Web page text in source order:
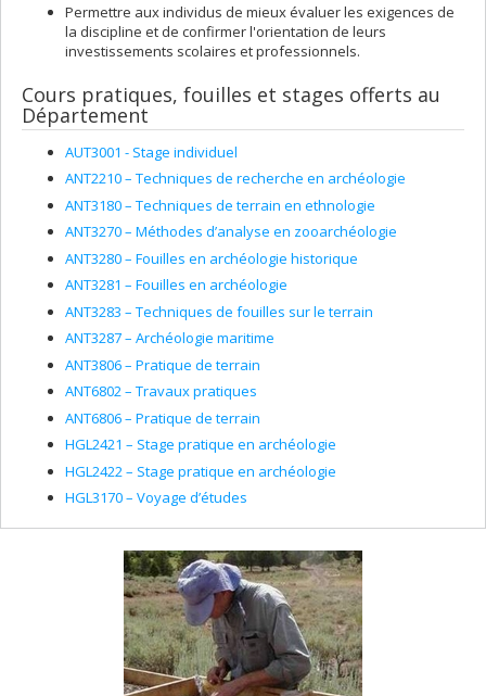
Permettre aux individus de mieux évaluer les exigences de
la discipline et de confirmer l'orientation de leurs
investissements scolaires et professionnels.
Cours pratiques, fouilles et stages offerts au
Département
AUT3001 - Stage individuel
ANT2210 – Techniques de recherche en archéologie
ANT3180 – Techniques de terrain en ethnologie
ANT3270 – Méthodes d’analyse en zooarchéologie
ANT3280 – Fouilles en archéologie historique
ANT3281 – Fouilles en archéologie
ANT3283 – Techniques de fouilles sur le terrain
ANT3287 – Archéologie maritime
ANT3806 – Pratique de terrain
ANT6802 – Travaux pratiques
ANT6806 – Pratique de terrain
HGL2421 – Stage pratique en archéologie
HGL2422 – Stage pratique en archéologie
HGL3170 – Voyage d’études